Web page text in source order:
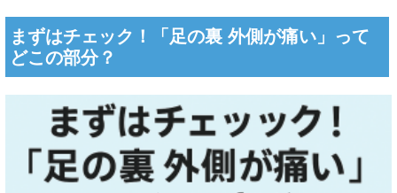
まずはチェック！「足の裏 外側が痛い」って
どこの部分？